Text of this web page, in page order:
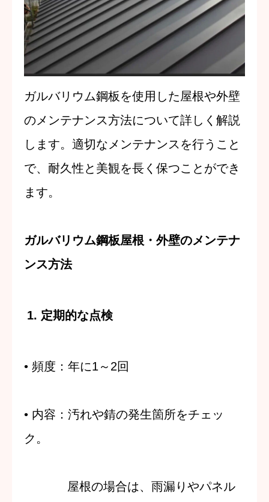
ガルバリウム鋼板を使用した屋根や外壁
のメンテナンス方法について詳しく解説
します。適切なメンテナンスを行うこと
で、耐久性と美観を長く保つことができ
ます。
ガルバリウム鋼板屋根・外壁のメンテナ
ンス方法
1. 定期的な点検
• 頻度 ：年に1～2回
• 内容 ： 汚れや錆の発生箇所をチェッ
ク。
屋根の場合は、雨漏りやパネル